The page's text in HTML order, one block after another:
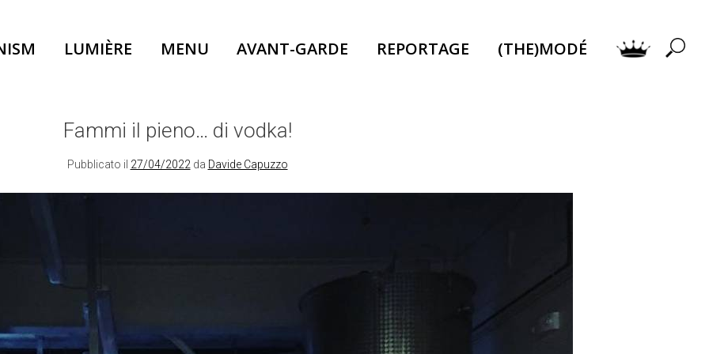
LUMIÈRE MENU AVANT-GARDE REPORTAGE (THE)MODÉ
Fammi il pieno… di vodka!
Pubblicato il 27/04/2022da Davide Capuzzo